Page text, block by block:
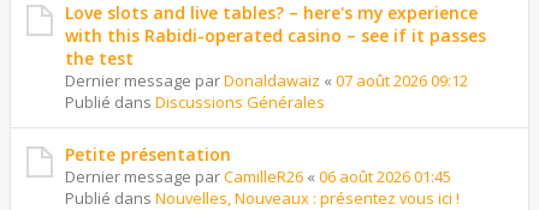
Love slots and live tables? – here's my experience
with this Rabidi-operated casino – see if it passes
the test
Dernier message parDonaldawaiz « 07 août 2026 09:12
Publié dans Discussions Générales
Petite présentation
Dernier message parCamilleR26 « 06 août 2026 01:45
Publié dans Nouvelles, Nouveaux : présentez vous ici !